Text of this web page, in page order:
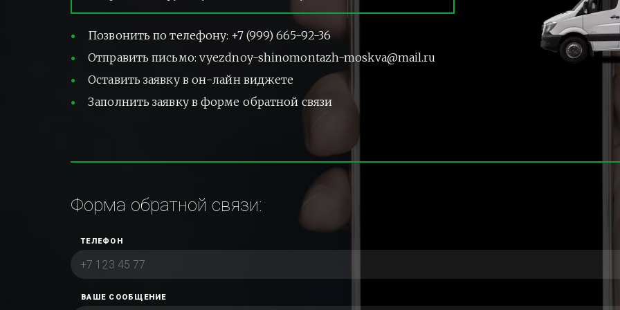
Позвонить по телефону: +7 (999) 665-92-36
Отправить письмо: vyezdnoy-shinomontazh-moskva@mail.ru
Оставить заявку в он-лайн виджете
Заполнить заявку в форме обратной связи
Форма обратной связи:
ТЕЛЕФОН
ВАШЕ СООБЩЕНИЕ